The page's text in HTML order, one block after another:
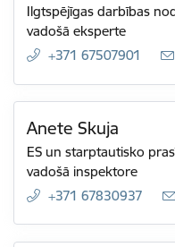
Ilgtspējīgas darbības
vadošā eksperte
+371 67507901
Anete Skuja
ES un starptautisko
vadošā inspektore
+371 67830937